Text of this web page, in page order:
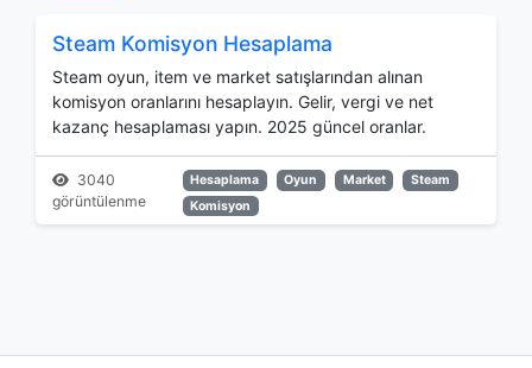
Steam Komisyon Hesaplama
Steam oyun, item ve market satışlarından alınan
komisyon oranlarını hesaplayın. Gelir, vergi ve net
kazanç hesaplaması yapın. 2025 güncel oranlar.
3040
görüntülenme
Hesaplama Oyun Market
Steam
Komisyon